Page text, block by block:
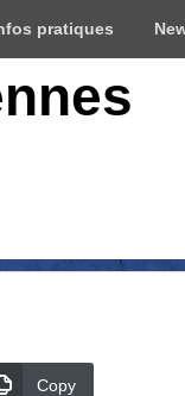
pratiques
Copy